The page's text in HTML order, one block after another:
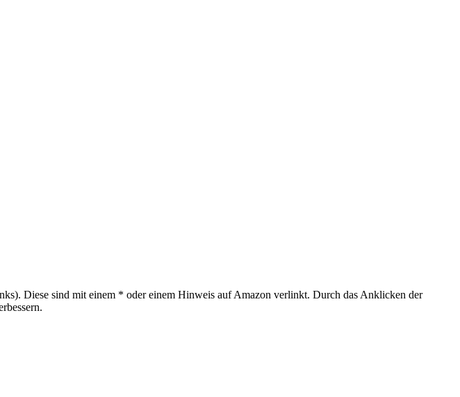
Diese sind mit einem * oder einem Hinweis auf Amazon verlinkt. Durch das Anklicken der